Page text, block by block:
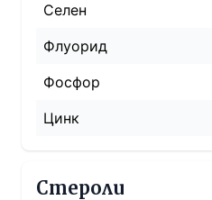
Селен
Флуорид
Фосфор
Цинк
Стероли